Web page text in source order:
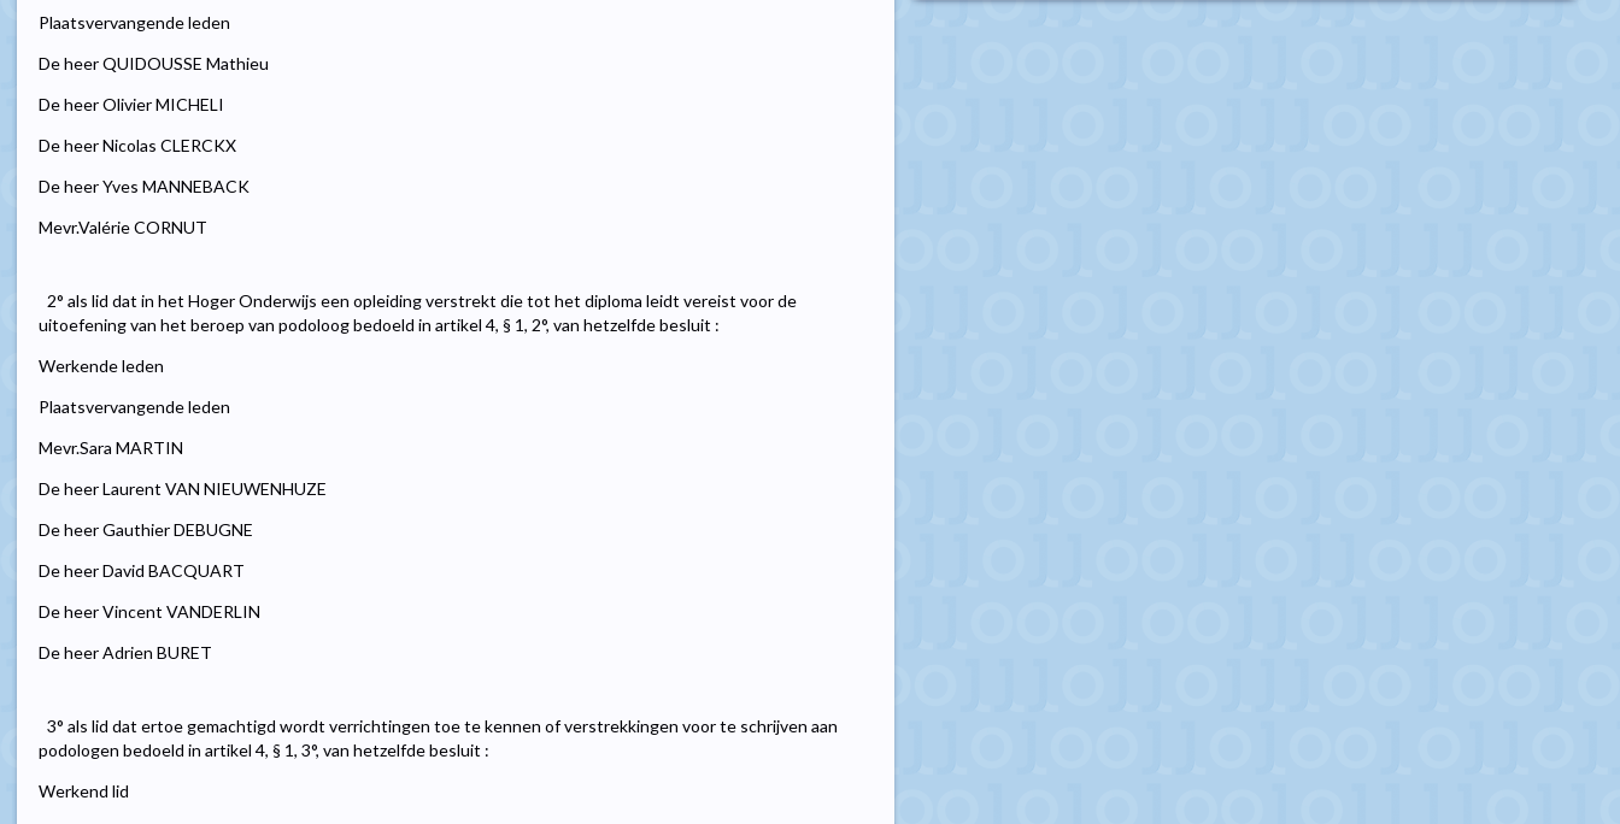
Plaatsvervangende leden
De heer QUIDOUSSE Mathieu
De heer Olivier MICHELI
De heer Nicolas CLERCKX
De heer Yves MANNEBACK
Mevr.Valérie CORNUT
2° als lid dat in het Hoger Onderwijs een opleiding verstrekt die tot het diploma leidt vereist voor de
uitoefening van het beroep van podoloog bedoeld in artikel 4, § 1, 2°, van hetzelfde besluit :
Werkende leden
Plaatsvervangende leden
Mevr.Sara MARTIN
De heer Laurent VAN NIEUWENHUZE
De heer Gauthier DEBUGNE
De heer David BACQUART
De heer Vincent VANDERLIN
De heer Adrien BURET
3° als lid dat ertoe gemachtigd wordt verrichtingen toe te kennen of verstrekkingen voor te schrijven aan
podologen bedoeld in artikel 4, § 1, 3°, van hetzelfde besluit :
Werkend lid